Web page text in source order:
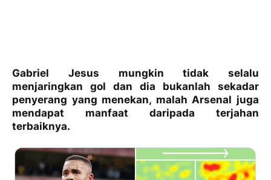
Gabriel Jesus mungkin tidak selalu
menjaringkan gol dan dia bukanlah sekadar
penyerang yang menekan, malah Arsenal juga
mendapat manfaat daripada terjahan
terbaiknya.